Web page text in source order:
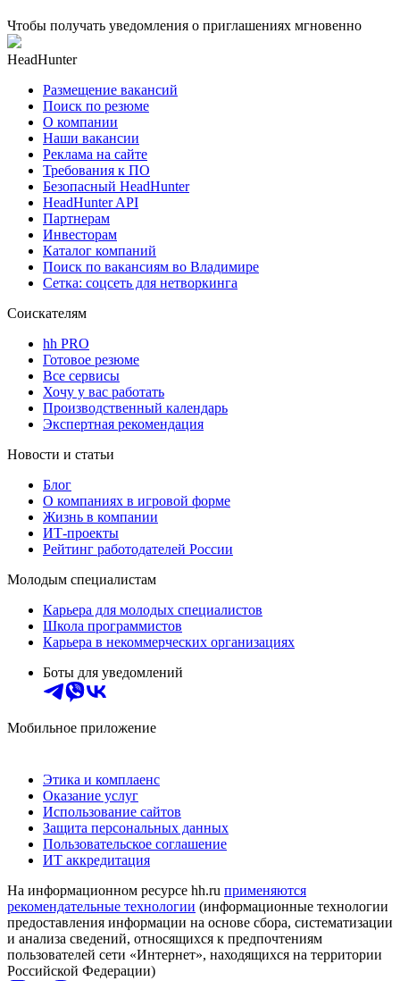
Чтобы получать уведомления о приглашениях мгновенно
HeadHunter
Размещение вакансий
Поиск по резюме
О компании
Наши вакансии
Реклама на сайте
Требования к ПО
Безопасный HeadHunter
HeadHunter API
Партнерам
Инвесторам
Каталог компаний
Поиск по вакансиям во Владимире
Сетка: соцсеть для нетворкинга
Соискателям
hh PRO
Готовое резюме
Все сервисы
Хочу у вас работать
Производственный календарь
Экспертная рекомендация
Новости и статьи
Блог
О компаниях в игровой форме
Жизнь в компании
ИТ-проекты
Рейтинг работодателей России
Молодым специалистам
Карьера для молодых специалистов
Школа программистов
Карьера в некоммерческих организациях
Боты для уведомлений
Мобильное приложение
Этика и комплаенс
Оказание услуг
Использование сайтов
Защита персональных данных
Пользовательское соглашение
ИТ аккредитация
На информационном ресурсе hh.ru применяются
рекомендательные технологии (информационные технологии
предоставления информации на основе сбора, систематизации
и анализа сведений, относящихся к предпочтениям
пользователей сети «Интернет», находящихся на территории
Российской Федерации)